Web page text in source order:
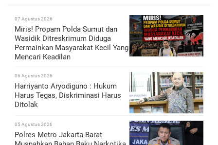
07 Agustus 2026
Miris! Propam Polda Sumut dan
Wasidik Ditreskrimum Diduga
Permainkan Masyarakat Kecil Yang
Mencari Keadilan
06 Agustus 2026
Harriyanto Aryodiguno : Hukum
Harus Tegas, Diskriminasi Harus
Ditolak
05 Agustus 2026
Polres Metro Jakarta Barat